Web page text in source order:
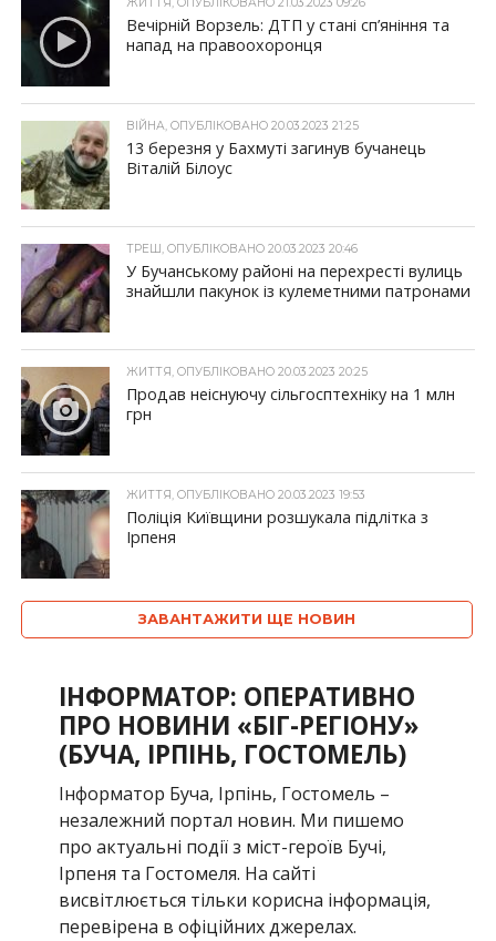
Вечірній Ворзель: ДТП у стані сп’яніння та
напад на правоохоронця
ВІЙНА, ОПУБЛІКОВАНО 20.03.2023 21:25
13 березня у Бахмуті загинув бучанець
Віталій Білоус
ТРЕШ, ОПУБЛІКОВАНО 20.03.2023 20:46
У Бучанському районі на перехресті вулиць
знайшли пакунок із кулеметними патронами
ЖИТТЯ, ОПУБЛІКОВАНО 20.03.2023 20:25
Продав неіснуючу сільгосптехніку на 1 млн
грн
ЖИТТЯ, ОПУБЛІКОВАНО 20.03.2023 19:53
Поліція Київщини розшукала підлітка з
Ірпеня
ЗАВАНТАЖИТИ ЩЕ НОВИН
ІНФОРМАТОР: ОПЕРАТИВНО
ПРО НОВИНИ «БІГ-РЕГІОНУ»
(БУЧА, ІРПІНЬ, ГОСТОМЕЛЬ)
Інформатор Буча, Ірпінь, Гостомель –
незалежний портал новин. Ми пишемо
про актуальні події з міст-героїв Бучі,
Ірпеня та Гостомеля. На сайті
висвітлюється тільки корисна інформація,
перевірена в офіційних джерелах.